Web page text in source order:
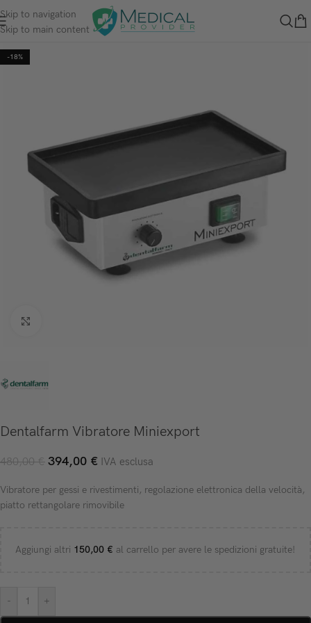
Skip to navigation
Skip to main content
-18%
Dentalfarm Vibratore Miniexport
480,00€ 394,00 € IVA esclusa
Vibratore per gessi e rivestimenti, regolazione elettronica della velocità,
piatto rettangolare rimovibile
Aggiungi altri 150,00 € al carrello per avere le spedizioni gratuite!
- +